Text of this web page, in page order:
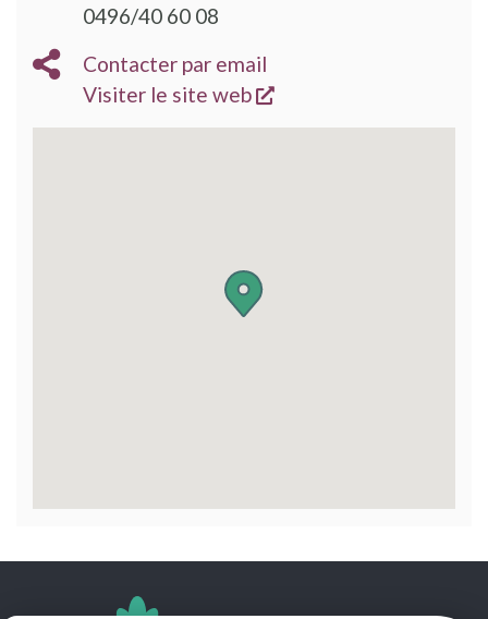
0496/40 60 08
Contacter par email
Visiter le site web
s'ouvre dans une